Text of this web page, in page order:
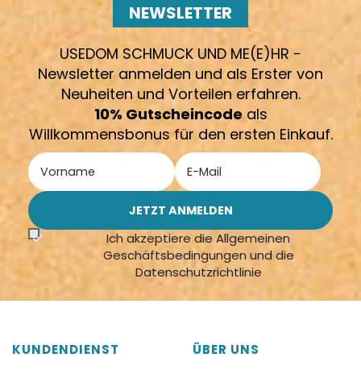
NEWSLETTER
USEDOM SCHMUCK UND ME(E)HR -
Newsletter anmelden und als Erster von
Neuheiten und Vorteilen erfahren.
10% Gutscheincodeals
Willkommensbonus für den ersten Einkauf.
Ich akzeptiere die Allgemeinen
Geschäftsbedingungen und die
Datenschutzrichtlinie
KUNDENDIENST ÜBER UNS